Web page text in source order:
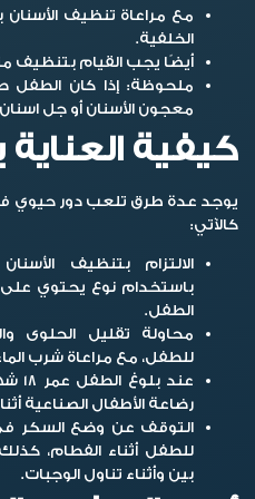
مع مراعاة تنظيف الأسنان
الخلفية.
أيضًا يجب القيام بتنظيف
ملحوظة: إذا كان الطفل
معجون الأسنان أو جل
كيفية العناية
يوجد عدة طرق تلعب دور حيوي
كالآتي:
الالتزام بتنظيف
باستخدام نوع يحتوي على
الطفل.
محاولة تقليل الحلوى
للطفل، مع مراعاة شرب
رضاعة الأطفال الصناعية
التوقف عن وضع السكر في
للطفل أثناء الفطام،
بين وأثناء تناول الوجبات.